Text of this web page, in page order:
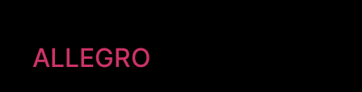
ALLEGRO